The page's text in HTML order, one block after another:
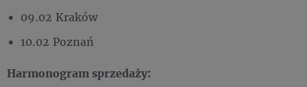
09.02 Kraków
10.02 Poznań
Harmonogram sprzedaży: